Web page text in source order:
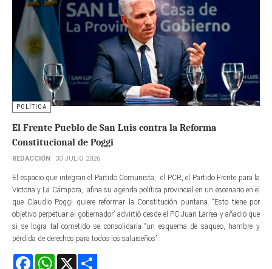
POLÍTICA
El Frente Pueblo de San Luis contra la Reforma
Constitucional de Poggi
REDACCIÓN 30 JULIO 2026
El espacio que integran el Partido Comunista, el PCR, el Partido Frente para la
Victoria y La Cámpora, afina su agenda política provincial en un escenario en el
que Claudio Poggi quiere reformar la Constitución puntana. “Esto tiene por
objetivo perpetuar al gobernador” advirtió desde el PC Juan Larrea y añadió que
si se logra tal cometido se consolidaría “un esquema de saqueo, hambre y
pérdida de derechos para todos los saluiseños”.
FacebookWhatsApp